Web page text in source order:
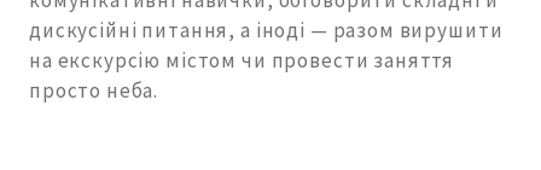
дискусійні питання, а іноді — разом вирушити
на екскурсію містом чи провести заняття
просто неба.